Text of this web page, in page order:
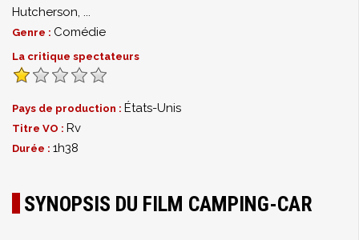
Hutcherson, ...
Genre : Comédie
La critique spectateurs
Pays de production : États-Unis
Titre VO : Rv
Durée : 1h38
SYNOPSIS DU FILM CAMPING-CAR